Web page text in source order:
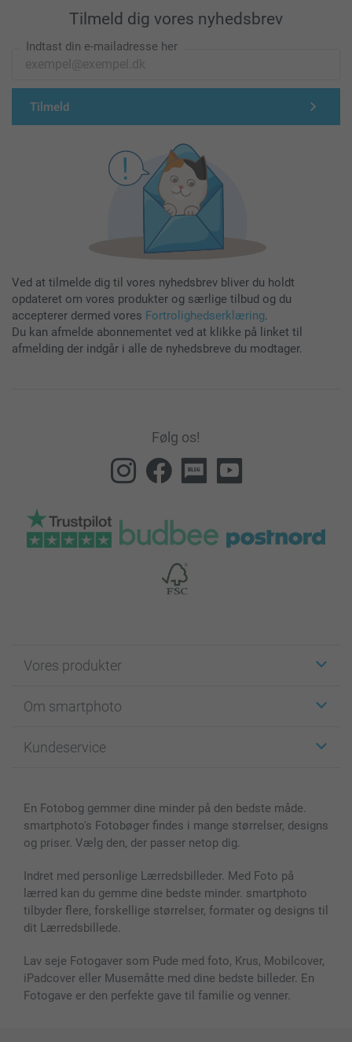
Tilmeld dig vores nyhedsbrev
Indtast din e-mailadresse her
Tilmeld
Ved at tilmelde dig til vores nyhedsbrev bliver du holdt
opdateret om vores produkter og særlige tilbud og du
accepterer dermed vores Fortrolighedserklæring.
Du kan afmelde abonnementet ved at klikke på linket til
afmelding der indgår i alle de nyhedsbreve du modtager.
Følg os!
Vores produkter
Fotokort
Fotobøger
Cover til mobil & tablet
MyNameBook
Fotorammer & Tilbehør
Alle fotoprodukter
Om smartphoto
For affiliate
Sitemap
Betingelser og garantier
Kundeservice
smartbonus
Priser & betaling
En Fotobog gemmer dine minder på den bedste måde.
smartphoto's Fotobøger findes i mange størrelser, designs
og priser. Vælg den, der passer netop dig.
Indret med personlige Lærredsbilleder. Med Foto på
lærred kan du gemme dine bedste minder. smartphoto
tilbyder flere, forskellige størrelser, formater og designs til
dit Lærredsbillede.
Lav seje Fotogaver som Pude med foto, Krus, Mobilcover,
iPadcover eller Musemåtte med dine bedste billeder. En
Fotogave er den perfekte gave til familie og venner.